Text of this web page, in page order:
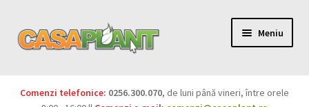
Meniu
Comenzi telefonice: 0256.300.070, de luni până vineri, între orele